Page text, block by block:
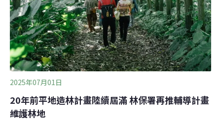
2025年07月01日
20年前平地造林計畫陸續屆滿 林保署再推輔導計畫
維護林地